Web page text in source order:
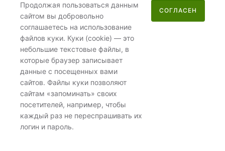
Москва,улица Потаповская Роща, 12к2
Пн–Пт 08:00–17:00
ООО «Некстайп» 2026 © Все права защищены
Политика обработки персональных данных
Продолжая пользоваться данным
сайтом вы добровольно
соглашаетесь на использование
файлов куки. Куки (cookie) — это
небольшие текстовые файлы, в
которые браузер записывает
данные с посещенных вами
сайтов. Файлы куки позволяют
сайтам «запоминать» своих
посетителей, например, чтобы
каждый раз не переспрашивать их
логин и пароль.
СОГЛАСЕН